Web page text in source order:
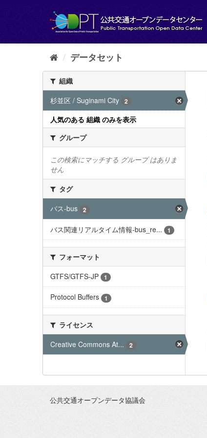
し
データセット
組織
杉並区 / Suginami City
2
人気のある 組織 のみを表示
グループ
この検索にマッチする グループ はありま
せん
タグ
バス-bus
2
バス関連リアルタイム情報-bus_re... 1
フォーマット
GTFS/GTFS-JP
1
Protocol Buffers 1
ライセンス
Creative Commons At...
2
公共交通オープンデータ協議会